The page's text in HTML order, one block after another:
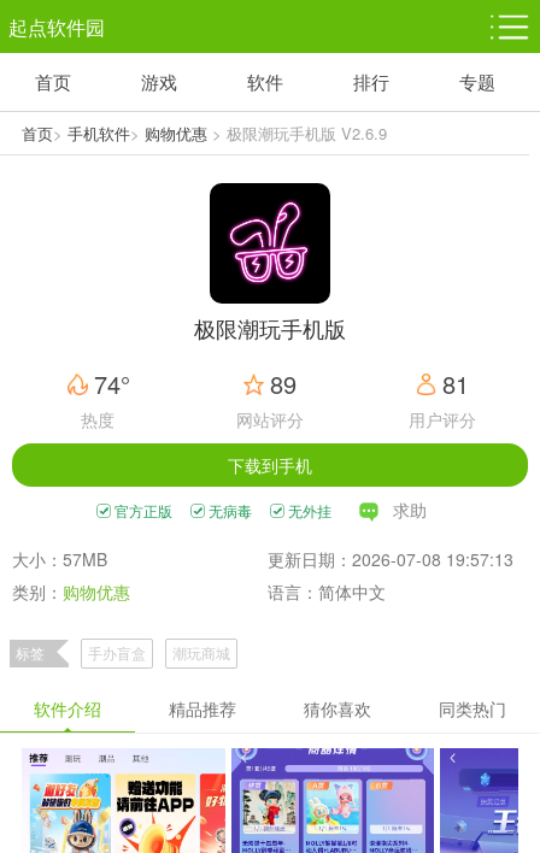
起点软件园
塔防游戏
1千+款游戏
休闲益智
1万+款游戏
体育竞技
5百+款游戏
赛车竞速
3百+款游戏
首页 游戏 软件 排行 专题
首页> 手机软件> 购物优惠> 极限潮玩手机版 V2.6.9
极限潮玩手机版
74°
热度
89
网站评分
81
用户评分
下载到手机
官方正版 无病毒 无外挂 求助
大小：57MB
更新日期：2026-07-08 19:57:13
类别： 购物优惠 语言：简体中文
标签 手办盲盒 潮玩商城
软件介绍 精品推荐 猜你喜欢 同类热门